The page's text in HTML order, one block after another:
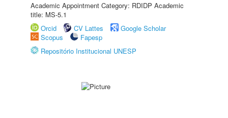
Academic Appointment Category: RDIDP Academic
title: MS-5.1
Orcid
CV Lattes
Google Scholar
Scopus
Fapesp
Repositório Institucional UNESP